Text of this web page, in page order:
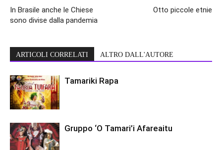
In Brasile anche le Chiese
sono divise dalla pandemia
Otto piccole etnie
ARTICOLI CORRELATI ALTRO DALL'AUTORE
Tamariki Rapa
Gruppo ‘O Tamari’i Afareaitu